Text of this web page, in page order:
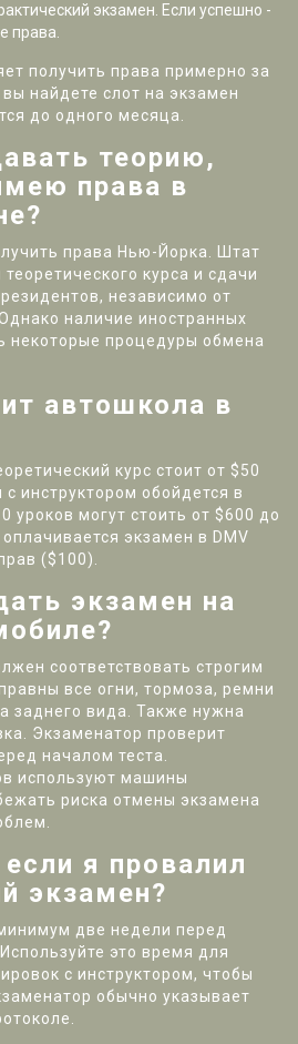
экзамен. Если успешно -
права.
получить права примерно за
найдете слот на экзамен
до одного месяца.
теорию,
права в
права Нью-Йорка. Штат
курса и сдачи
независимо от
наличие иностранных
некоторые процедуры обмена
автошкола в
курс стоит от $50
инструктором обойдется в
уроков могут стоить от $600 до
экзамен в DMV
($100).
экзамен на
соответствовать строгим
все огни, тормоза, ремни
заднего вида. Также нужна
Экзаменатор проверит
началом теста.
используют машины
риска отмены экзамена
я провалил
экзамен?
две недели перед
это время для
с инструктором, чтобы
обычно указывает